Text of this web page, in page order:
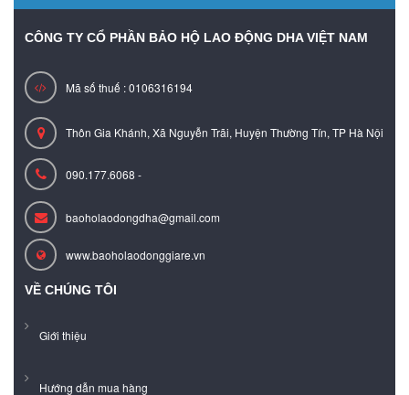
CÔNG TY CỔ PHẦN BẢO HỘ LAO ĐỘNG DHA VIỆT NAM
Mã số thuế : 0106316194
Thôn Gia Khánh, Xã Nguyễn Trãi, Huyện Thường Tín, TP Hà Nội
090.177.6068 -
baoholaodongdha@gmail.com
www.baoholaodonggiare.vn
VỀ CHÚNG TÔI
Giới thiệu
Hướng dẫn mua hàng